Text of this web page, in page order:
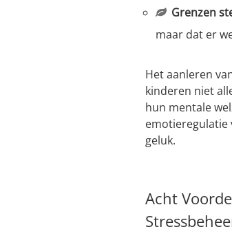
Grenzen
maar dat er
Het aanleren
kinderen niet
hun mentale
emotieregulatie
geluk.
Acht